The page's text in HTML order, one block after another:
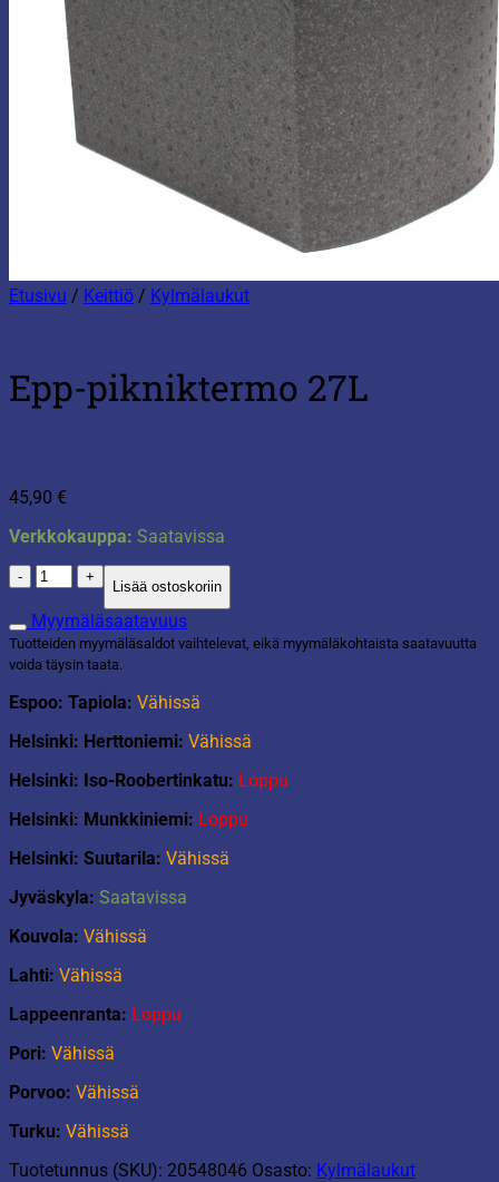
Etusivu / Keittiö / Kylmälaukut
Epp-pikniktermo 27L
45,90 €
Verkkokauppa: Saatavissa
Epp-
pikniktermo
27L
määrä
Lisää ostoskoriin
Myymäläsaatavuus
Tuotteiden myymäläsaldot vaihtelevat, eikä myymäläkohtaista saatavuutta
voida täysin taata.
Espoo: Tapiola: Vähissä
Helsinki: Herttoniemi: Vähissä
Helsinki: Iso-Roobertinkatu: Loppu
Helsinki: Munkkiniemi: Loppu
Helsinki: Suutarila: Vähissä
Jyväskyla: Saatavissa
Kouvola: Vähissä
Lahti: Vähissä
Lappeenranta: Loppu
Pori: Vähissä
Porvoo: Vähissä
Turku: Vähissä
Tuotetunnus (SKU): 20548046 Osasto: Kylmälaukut